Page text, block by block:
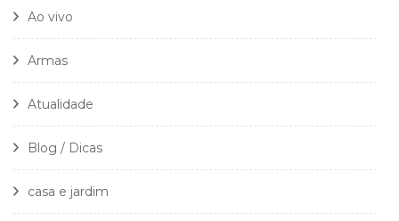
Ao vivo
Armas
Atualidade
Blog / Dicas
casa e jardim